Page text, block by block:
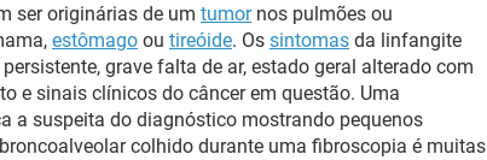
ser originárias de um tumornos pulmões ou
estômago ou tireóide. Os sintomas da linfangite
grave falta de ar, estado geral alterado com
e sinais clínicos do câncer em questão. Uma
a suspeita do diagnóstico mostrando pequenos
colhido durante uma fibroscopia é muitas